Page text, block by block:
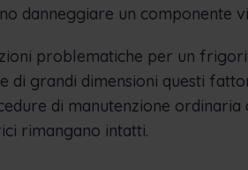
danneggiare un componente
problematiche per un
grandi dimensioni questi
di manutenzione ordinaria
rimangano intatti.